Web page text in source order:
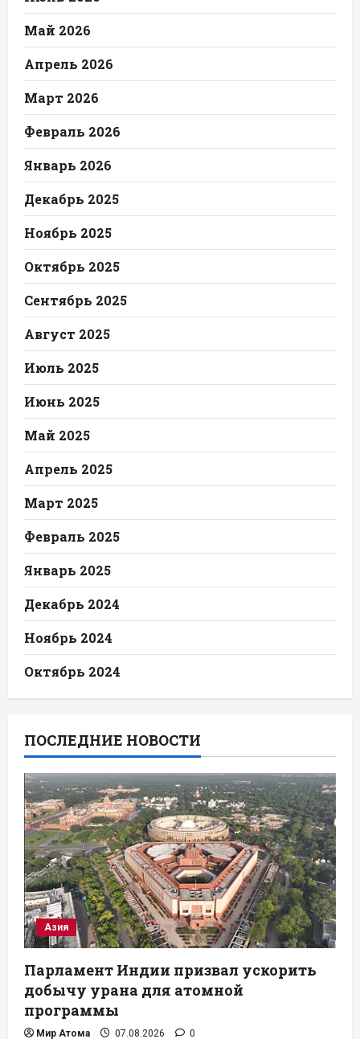
Май 2026
Апрель 2026
Март 2026
Февраль 2026
Январь 2026
Декабрь 2025
Ноябрь 2025
Октябрь 2025
Сентябрь 2025
Август 2025
Июль 2025
Июнь 2025
Май 2025
Апрель 2025
Март 2025
Февраль 2025
Январь 2025
Декабрь 2024
Ноябрь 2024
Октябрь 2024
ПОСЛЕДНИЕ НОВОСТИ
Азия
Парламент Индии призвал ускорить
добычу урана для атомной
программы
Мир Атома 07.08.2026 0